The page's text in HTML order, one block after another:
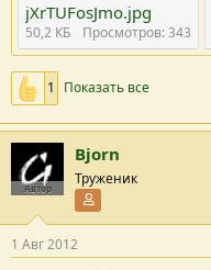
jXrTUFosJmo.jpg
50,2 КБ Просмотров: 343
1 Показать все
Автор
Bjorn
Труженик
1 Авг 2012